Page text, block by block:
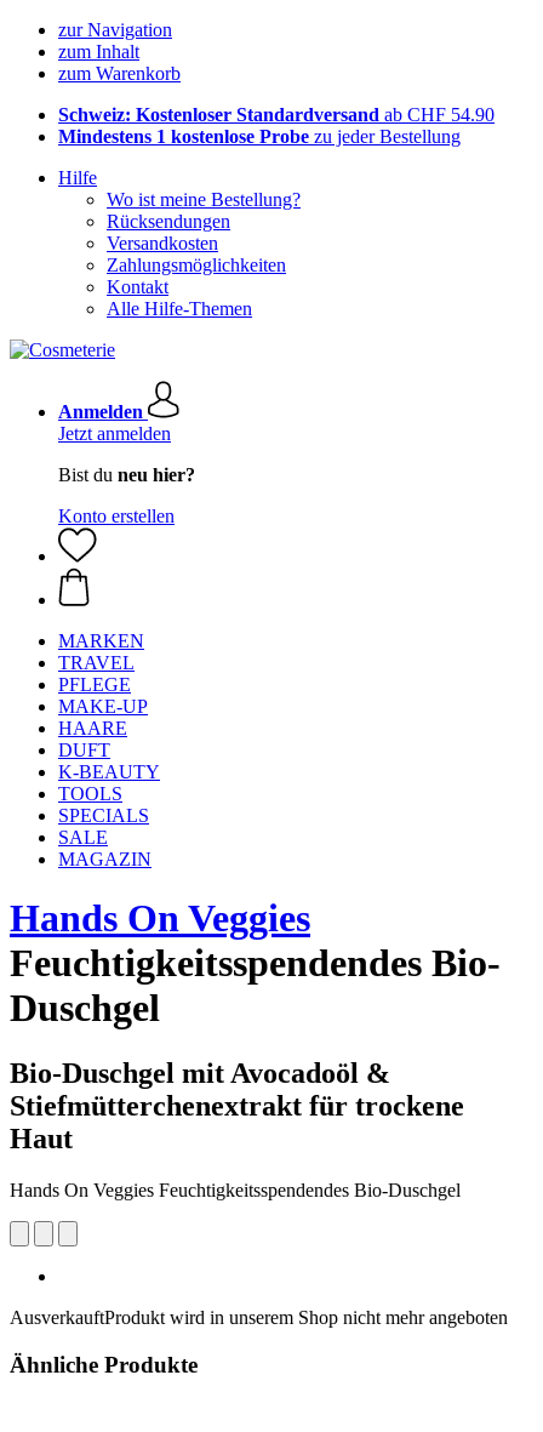
zur Navigation
zum Inhalt
zum Warenkorb
Schweiz: Kostenloser Standardversand ab CHF 54.90
Mindestens 1 kostenlose Probe zu jeder Bestellung
Hilfe
Wo ist meine Bestellung?
Rücksendungen
Versandkosten
Zahlungsmöglichkeiten
Kontakt
Alle Hilfe-Themen
Anmelden
Jetzt anmelden
Bist du neu hier?
Konto erstellen
MARKEN
TRAVEL
PFLEGE
MAKE-UP
HAARE
DUFT
K-BEAUTY
TOOLS
SPECIALS
SALE
MAGAZIN
Hands On Veggies
Feuchtigkeitsspendendes Bio-
Duschgel
Bio-Duschgel mit Avocadoöl &
Stiefmütterchenextrakt für trockene
Haut
Hands On Veggies Feuchtigkeitsspendendes Bio-Duschgel
AusverkauftProdukt wird in unserem Shop nicht mehr angeboten
Ähnliche Produkte